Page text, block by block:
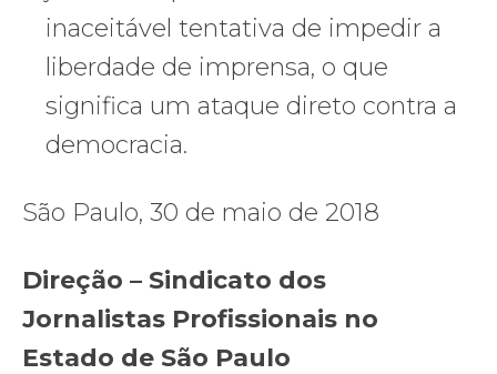
inaceitável tentativa de impedir a
liberdade de imprensa, o que
significa um ataque direto contra a
democracia.
São Paulo, 30 de maio de 2018
Direção – Sindicato dos
Jornalistas Profissionais no
Estado de São Paulo